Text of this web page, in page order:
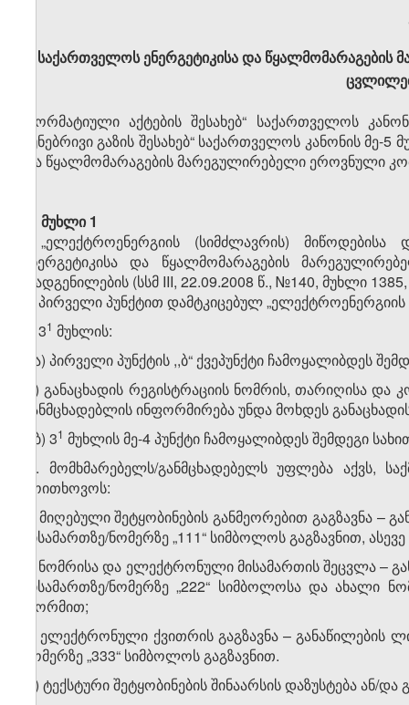
საქართველოს ენერგეტიკისა და
„ნორმატიული აქტების შესახებ“ საქართველოს
ბუნებრივი გაზის შესახებ“ საქართველოს კანონის
და წყალმომარაგების მარეგულირებელი ეროვნული
მუხლი 1
„ელექტროენერგიის (სიმძლავრის) მიწოდებისა
ენერგეტიკისა და წყალმომარაგების
დადგენილების (სსმ III, 22.09.2008 წ., №140, მუხლი
1. პირველი პუნქტით დამტკიცებულ
ა) 3​1 მუხლის:
ა.ა) პირველი პუნქტის ,,ბ“ ქვეპუნქტი ჩამოყალიბდეს
„ბ) განაცხადის რეგისტრაციის ნომრის, თარიღისა
განმცხადებლის ინფორმირება უნდა მოხდეს
ა.ბ) 3​1 მუხლის მე-4 პუნქტი ჩამოყალიბდეს შემდეგი
„4. მომხმარებელს/განმცხადებელს უფლება აქვს,
მოითხოვოს:
ა) მიღებული შეტყობინების განმეორებით გაგზავნა
მისამართზე/ნომერზე „111“ სიმბოლოს გაგზავნით,
ბ) ნომრისა და ელექტრონული მისამართის შეცვლა –
მისამართზე/ნომერზე „222“ სიმბოლოსა და ახალი
ფორმით;
გ) ელექტრონული ქვითრის გაგზავნა – განაწილების
ნომერზე „333“ სიმბოლოს გაგზავნით.
დ) ტექსტური შეტყობინების შინაარსის დაზუსტება